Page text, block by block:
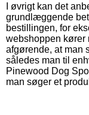
I øvrigt kan det
grundlæggende
bestillingen, for
webshoppen kører
afgørende, at man
således man til
Pinewood Dog
man søger et